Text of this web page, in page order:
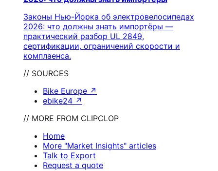
Законы Нью-Йорка об электровелосипедах
2026: что должны знать импортёры —
практический разбор UL 2849,
сертификации, ограничений скорости и
комплаенса.
// SOURCES
Bike Europe ↗
ebike24 ↗
// MORE FROM CLIPCLOP
Home
More "Market Insights" articles
Talk to Export
Request a quote